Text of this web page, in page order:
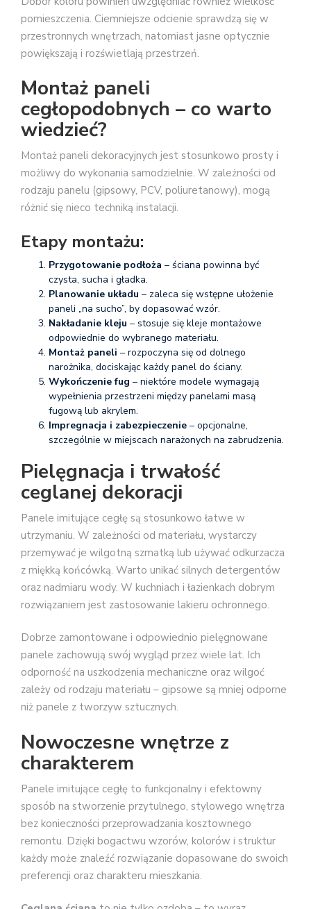
pomieszczenia. Ciemniejsze odcienie sprawdzą się w
przestronnych wnętrzach, natomiast jasne optycznie
powiększają i rozświetlają przestrzeń.
Montaż paneli
cegłopodobnych – co warto
wiedzieć?
Montaż paneli dekoracyjnych jest stosunkowo prosty i
możliwy do wykonania samodzielnie. W zależności od
rodzaju panelu (gipsowy, PCV, poliuretanowy), mogą
różnić się nieco techniką instalacji.
Etapy montażu:
Przygotowanie podłoża – ściana powinna być
czysta, sucha i gładka.
Planowanie układu – zaleca się wstępne ułożenie
paneli „na sucho”, by dopasować wzór.
Nakładanie kleju – stosuje się kleje montażowe
odpowiednie do wybranego materiału.
Montaż paneli – rozpoczyna się od dolnego
narożnika, dociskając każdy panel do ściany.
Wykończenie fug – niektóre modele wymagają
wypełnienia przestrzeni między panelami masą
fugową lub akrylem.
Impregnacja i zabezpieczenie – opcjonalne,
szczególnie w miejscach narażonych na zabrudzenia.
Pielęgnacja i trwałość
ceglanej dekoracji
Panele imitujące cegłę są stosunkowo łatwe w
utrzymaniu. W zależności od materiału, wystarczy
przemywać je wilgotną szmatką lub używać odkurzacza
z miękką końcówką. Warto unikać silnych detergentów
oraz nadmiaru wody. W kuchniach i łazienkach dobrym
rozwiązaniem jest zastosowanie lakieru ochronnego.
Dobrze zamontowane i odpowiednio pielęgnowane
panele zachowują swój wygląd przez wiele lat. Ich
odporność na uszkodzenia mechaniczne oraz wilgoć
zależy od rodzaju materiału – gipsowe są mniej odporne
niż panele z tworzyw sztucznych.
Nowoczesne wnętrze z
charakterem
Panele imitujące cegłę to funkcjonalny i efektowny
sposób na stworzenie przytulnego, stylowego wnętrza
bez konieczności przeprowadzania kosztownego
remontu. Dzięki bogactwu wzorów, kolorów i struktur
każdy może znaleźć rozwiązanie dopasowane do swoich
preferencji oraz charakteru mieszkania.